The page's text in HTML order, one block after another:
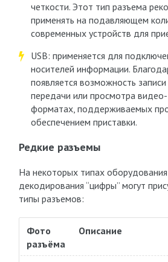
четкости. Этот тип разъема
применять на подавляющем
современных устройств для
USB: применяется для
носителей информации.
появляется возможность
передачи или просмотра
форматах, поддерживаемых
обеспечением приставки.
Редкие разъемы
На некоторых типах
декодирования “цифры” могут
типы разъемов:
Фото
разъёма
Описание